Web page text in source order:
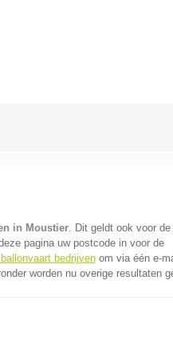
in Moustier. Dit geldt ook voor de
pagina uw postcode in voor de
bedrijvenom via één e-
worden nu overige resultaten